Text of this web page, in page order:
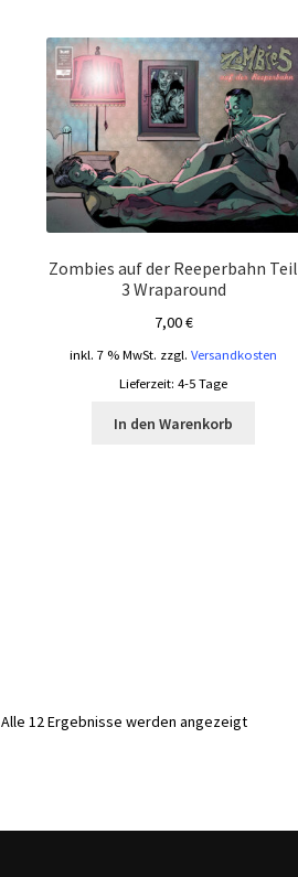
Zombies auf der Reeperbahn Teil
3 Wraparound
7,00€
inkl. 7 % MwSt. zzgl.Versandkosten
Lieferzeit:4-5 Tage
In den Warenkorb
Alle 12 Ergebnisse werden angezeigtNach